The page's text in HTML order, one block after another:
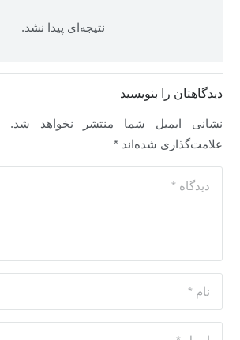
نتیجه‌ای پیدا نشد.
دیدگاهتان را بنویسید
نشانی ایمیل شما منتشر نخواهد شد.
علامت‌گذاری شده‌اند*